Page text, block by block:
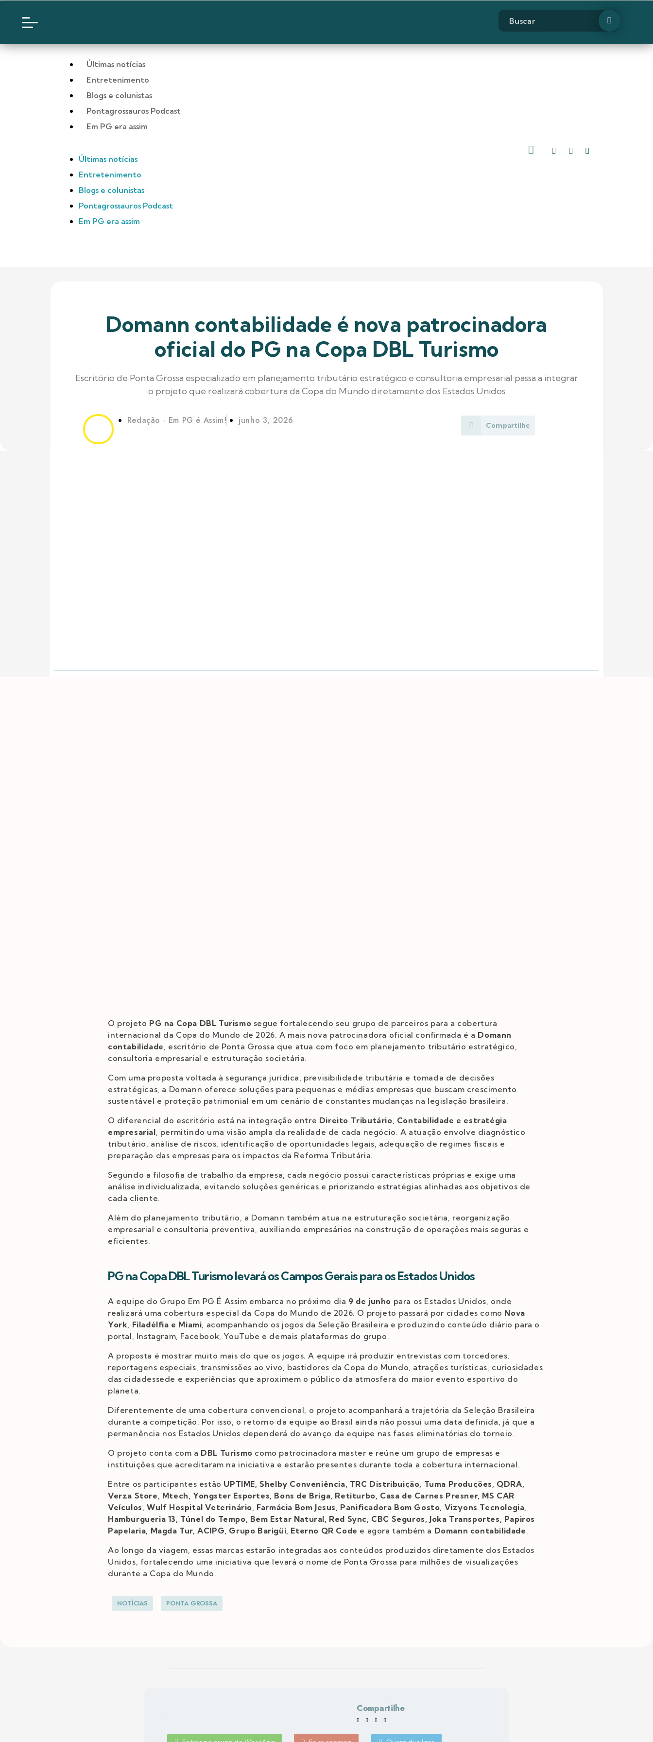
Últimas notícias
Entretenimento
Blogs e colunistas
Pontagrossauros Podcast
Em PG era assim
Últimas notícias
Entretenimento
Blogs e colunistas
Pontagrossauros Podcast
Em PG era assim
Domann contabilidade é nova patrocinadora
oficial do PG na Copa DBL Turismo
Escritório de Ponta Grossa especializado em planejamento tributário estratégico e consultoria empresarial passa a integrar
o projeto que realizará cobertura da Copa do Mundo diretamente dos Estados Unidos
Redação - Em PG é Assim! junho 3, 2026 Compartilhe
O projeto PG na Copa DBL Turismo segue fortalecendo seu grupo de parceiros para a cobertura
internacional da Copa do Mundo de 2026. A mais nova patrocinadora oficial confirmada é a Domann
contabilidade, escritório de Ponta Grossa que atua com foco em planejamento tributário estratégico,
consultoria empresarial e estruturação societária.
Com uma proposta voltada à segurança jurídica, previsibilidade tributária e tomada de decisões
estratégicas, a Domann oferece soluções para pequenas e médias empresas que buscam crescimento
sustentável e proteção patrimonial em um cenário de constantes mudanças na legislação brasileira.
O diferencial do escritório está na integração entre Direito Tributário, Contabilidade e estratégia
empresarial, permitindo uma visão ampla da realidade de cada negócio. A atuação envolve diagnóstico
tributário, análise de riscos, identificação de oportunidades legais, adequação de regimes fiscais e
preparação das empresas para os impactos da Reforma Tributária.
Segundo a filosofia de trabalho da empresa, cada negócio possui características próprias e exige uma
análise individualizada, evitando soluções genéricas e priorizando estratégias alinhadas aos objetivos de
cada cliente.
Além do planejamento tributário, a Domann também atua na estruturação societária, reorganização
empresarial e consultoria preventiva, auxiliando empresários na construção de operações mais seguras e
eficientes.
PG na Copa DBL Turismo levará os Campos Gerais para os Estados Unidos
A equipe do Grupo Em PG É Assim embarca no próximo dia 9 de junho para os Estados Unidos, onde
realizará uma cobertura especial da Copa do Mundo de 2026. O projeto passará por cidades como Nova
York, Filadélfia e Miami, acompanhando os jogos da Seleção Brasileira e produzindo conteúdo diário para o
portal, Instagram, Facebook, YouTube e demais plataformas do grupo.
A proposta é mostrar muito mais do que os jogos. A equipe irá produzir entrevistas com torcedores,
reportagens especiais, transmissões ao vivo, bastidores da Copa do Mundo, atrações turísticas, curiosidades
das cidadessede e experiências que aproximem o público da atmosfera do maior evento esportivo do
planeta.
Diferentemente de uma cobertura convencional, o projeto acompanhará a trajetória da Seleção Brasileira
durante a competição. Por isso, o retorno da equipe ao Brasil ainda não possui uma data definida, já que a
permanência nos Estados Unidos dependerá do avanço da equipe nas fases eliminatórias do torneio.
O projeto conta com a DBL Turismo como patrocinadora master e reúne um grupo de empresas e
instituições que acreditaram na iniciativa e estarão presentes durante toda a cobertura internacional.
Entre os participantes estão UPTIME, Shelby Conveniência, TRC Distribuição, Tuma Produções, QDRA,
Verza Store, Mtech, Yongster Esportes, Bons de Briga, Retiturbo, Casa de Carnes Presner, MS CAR
Veículos, Wulf Hospital Veterinário, Farmácia Bom Jesus, Panificadora Bom Gosto, Vizyons Tecnologia,
Hamburgueria 13, Túnel do Tempo, Bem Estar Natural, Red Sync, CBC Seguros, Joka Transportes, Papiros
Papelaria, Magda Tur, ACIPG, Grupo Barigüi, Eterno QR Code e agora também a Domann contabilidade.
Ao longo da viagem, essas marcas estarão integradas aos conteúdos produzidos diretamente dos Estados
Unidos, fortalecendo uma iniciativa que levará o nome de Ponta Grossa para milhões de visualizações
durante a Copa do Mundo.
NOTÍCIAS PONTA GROSSA
Compartilhe